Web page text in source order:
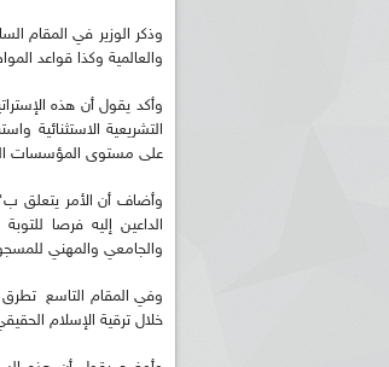
وذكر الوزير في المقام
والعالمية وكذا قواعد
وأكد يقول أن هذه
على مستوى المؤسسات
وأضاف أن الأمر يتعلق
الداعين إليه فرصا
والجامعي والمهني
وفي المقام التاسع تطرق
خلال ترقية الإسلام
بالصور...
حول مرافقة
الإذاعة الجزائرية للرياضيين البارالمبيين المتوجين